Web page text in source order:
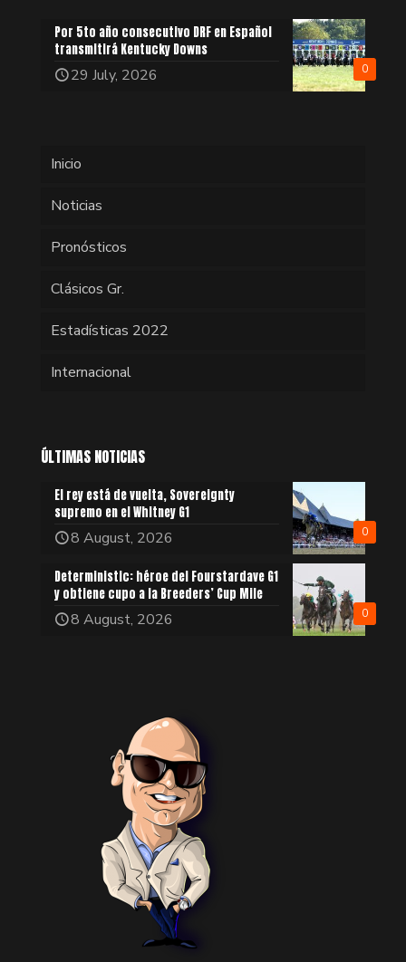
0
Por 5to año consecutivo DRF en Español
transmitirá Kentucky Downs
29 July, 2026
Inicio
Noticias
Pronósticos
Clásicos Gr.
Estadísticas 2022
Internacional
ÚLTIMAS NOTICIAS
0
El rey está de vuelta, Sovereignty
supremo en el Whitney G1
8 August, 2026
0
Deterministic: héroe del Fourstardave G1
y obtiene cupo a la Breeders’ Cup Mile
8 August, 2026